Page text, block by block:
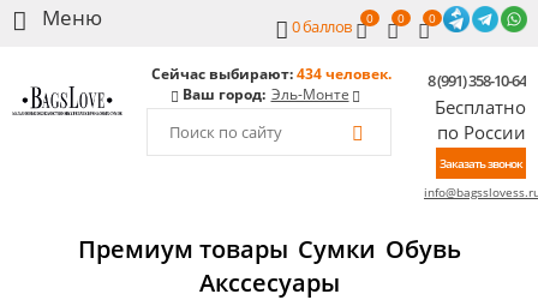
0баллов 0 0 0
Сейчас выбирают:434 человек.
Ваш город: Эль-Монте
8 (991) 358-10-64
Бесплатно
по России
Заказать звонок
Премиум товары Сумки Обувь
Акссесуары